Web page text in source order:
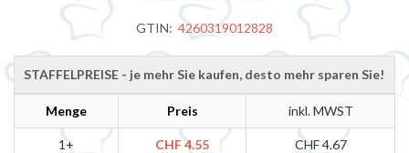
GTIN: 4260319012828
STAFFELPREISE - je mehr Sie kaufen, desto mehr sparen Sie!
Menge Preis inkl. MWST
1+ CHF 4.55 CHF 4.67